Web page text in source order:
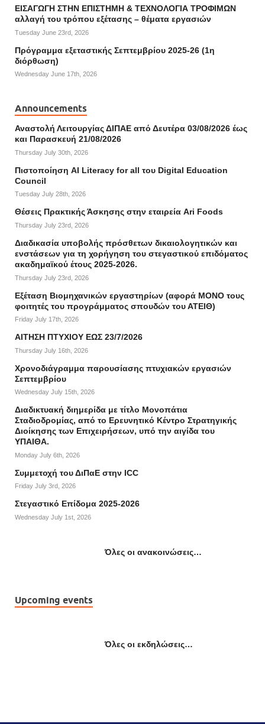
ΕΙΣΑΓΩΓΗ ΣΤΗΝ ΕΠΙΣΤΗΜΗ & ΤΕΧΝΟΛΟΓΙΑ ΤΡΟΦΙΜΩΝ
αλλαγή του τρόπου εξέτασης – θέματα εργασιών
Tuesday June 23rd, 2026
Πρόγραμμα εξεταστικής Σεπτεμβρίου 2025-26 (1η
διόρθωση)
Wednesday June 17th, 2026
Announcements
Αναστολή Λειτουργίας ΔΙΠΑΕ από Δευτέρα 03/08/2026 έως
και Παρασκευή 21/08/2026
Thursday July 30th, 2026
Πιστοποίηση AI Literacy for all του Digital Education
Council
Tuesday July 28th, 2026
Θέσεις Πρακτικής Άσκησης στην εταιρεία Ari Foods
Thursday July 23rd, 2026
Διαδικασία υποβολής πρόσθετων δικαιολογητικών και
ενστάσεων για τη χορήγηση του στεγαστικού επιδόματος
ακαδημαϊκού έτους 2025-2026.
Thursday July 23rd, 2026
Εξέταση Βιομηχανικών εργαστηρίων (αφορά ΜΟΝΟ τους
φοιτητές του προγράμματος σπουδών του ΑΤΕΙΘ)
Friday July 17th, 2026
ΑΙΤΗΣΗ ΠΤΥΧΙΟΥ ΕΩΣ 23/7/2026
Thursday July 16th, 2026
Χρονοδιάγραμμα παρουσίασης πτυχιακών εργασιών
Σεπτεμβρίου
Wednesday July 15th, 2026
Διαδικτυακή διημερίδα με τίτλο Μονοπάτια
Σταδιοδρομίας, από το Ερευνητικό Κέντρο Στρατηγικής
Διοίκησης των Επιχειρήσεων, υπό την αιγίδα του
ΥΠΑΙΘΑ.
Monday July 6th, 2026
Συμμετοχή του ΔιΠαΕ στην ICC
Friday July 3rd, 2026
Στεγαστικό Επίδομα 2025-2026
Wednesday July 1st, 2026
Όλες οι ανακοινώσεις…
Upcoming events
Όλες οι εκδηλώσεις…